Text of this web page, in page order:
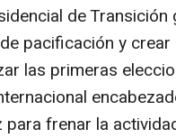
de Transición
pacificación y crear
las primeras
frenar la